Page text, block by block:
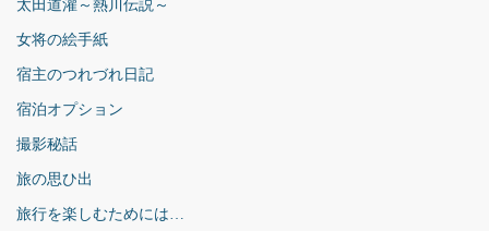
太田道灌～熱川伝説～
女将の絵手紙
宿主のつれづれ日記
宿泊オプション
撮影秘話
旅の思ひ出
旅行を楽しむためには…